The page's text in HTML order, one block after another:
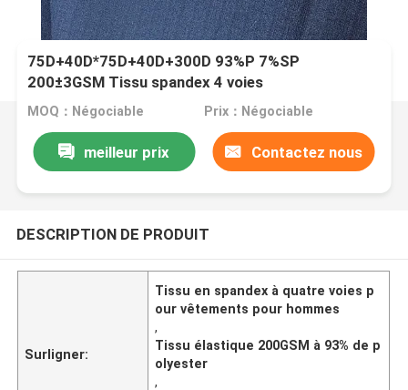
75D+40D*75D+40D+300D 93%P 7%SP
200±3GSM Tissu spandex 4 voies
MOQ：Négociable Prix：Négociable
meilleur prix Contactez nous
DESCRIPTION DE PRODUIT
Surligner:
Tissu en spandex à quatre voies p
our vêtements pour hommes
,
Tissu élastique 200GSM à 93% de p
olyester
,